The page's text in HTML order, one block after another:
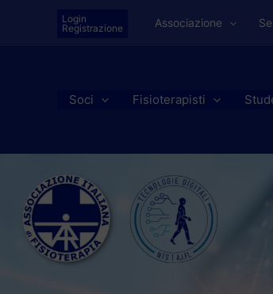
Login
Registrazione
Associazione
Soci Fisioterapisti